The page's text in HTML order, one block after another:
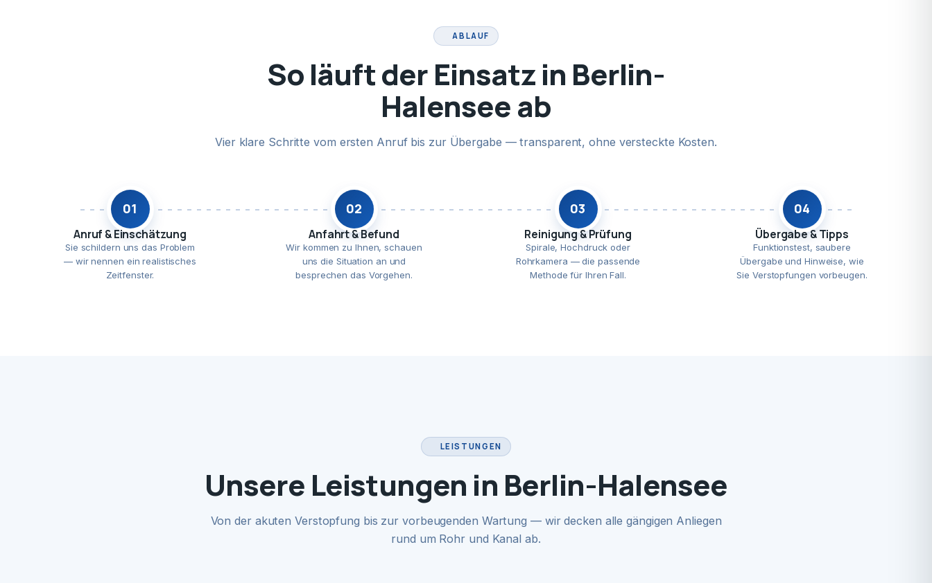
ABLAUF
So läuft der Einsatz in Berlin-
Halensee ab
Vier klare Schritte vom ersten Anruf bis zur Übergabe — transparent, ohne versteckte Kosten.
01
Anruf & Einschätzung
Sie schildern uns das Problem
— wir nennen ein realistisches
Zeitfenster.
02
Anfahrt & Befund
Wir kommen zu Ihnen, schauen
uns die Situation an und
besprechen das Vorgehen.
03
Reinigung & Prüfung
Spirale, Hochdruck oder
Rohrkamera — die passende
Methode für Ihren Fall.
04
Übergabe & Tipps
Funktionstest, saubere
Übergabe und Hinweise, wie
Sie Verstopfungen vorbeugen.
LEISTUNGEN
Unsere Leistungen in Berlin-Halensee
Von der akuten Verstopfung bis zur vorbeugenden Wartung — wir decken alle gängigen Anliegen
rund um Rohr und Kanal ab.